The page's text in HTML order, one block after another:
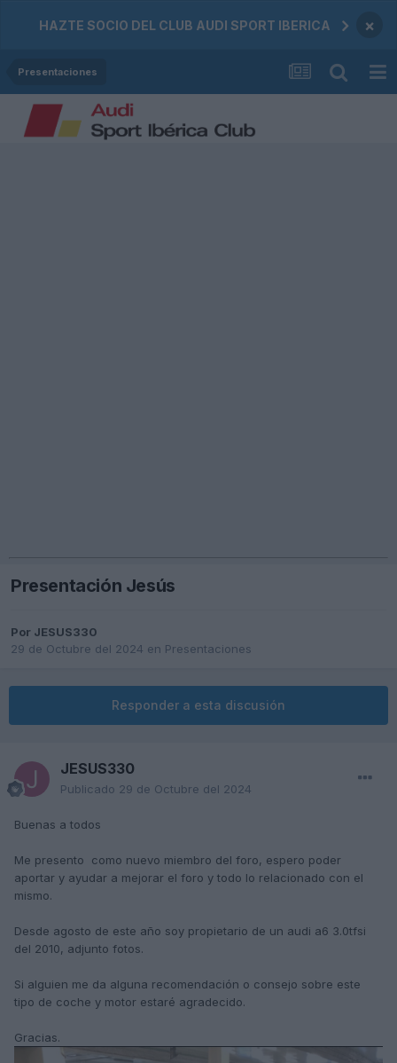
HAZTE SOCIO DEL CLUB AUDI SPORT IBERICA ×
Presentaciones
Presentación Jesús
Por JESUS330
29 de Octubre del 2024 en Presentaciones
Responder a esta discusión
JESUS330
Publicado 29 de Octubre del 2024
Buenas a todos
Me presento como nuevo miembro del foro, espero poder
aportar y ayudar a mejorar el foro y todo lo relacionado con el
mismo.
Desde agosto de este año soy propietario de un audi a6 3.0tfsi
del 2010, adjunto fotos.
Si alguien me da alguna recomendación o consejo sobre este
tipo de coche y motor estaré agradecido.
Gracias.